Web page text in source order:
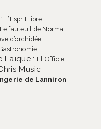
L’Esprit libre
Le fauteuil de Norma
d’orchidée
Laïque : El Officie
Music
de Lanniron